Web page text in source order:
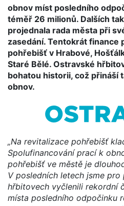
obnov míst posledního
téměř 26 milionů. Dalších
projednala rada města při
zasedání. Tentokrát finance
pohřebišť v Hrabové,
Staré Bělé. Ostravské
bohatou historii, což přináší
obnov.
„Na revitalizace pohřebišť
Spolufinancování prací k
pohřebišť ve městě je
V posledních letech jsme pro
hřbitovech vyčlenili rekordní
místa posledního odpočinku